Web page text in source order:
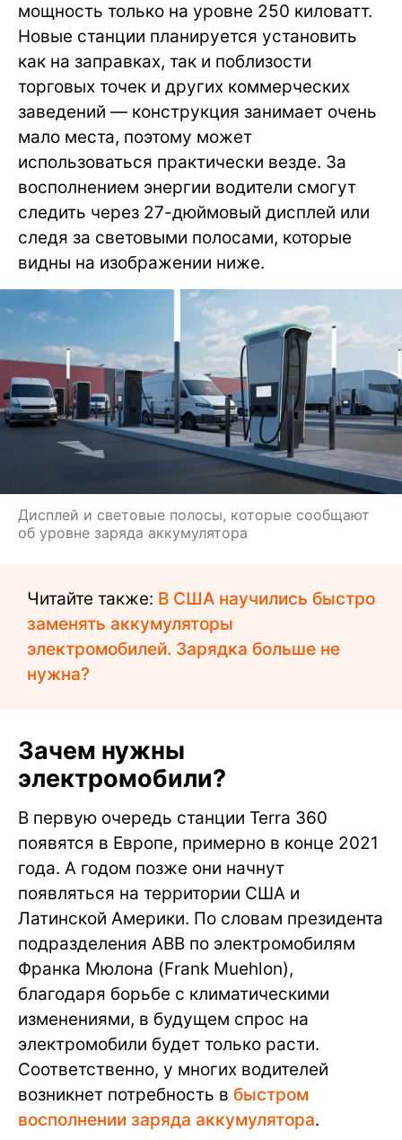
мощность только на уровне 250 киловатт.
Новые станции планируется установить
как на заправках, так и поблизости
торговых точек и других коммерческих
заведений — конструкция занимает очень
мало места, поэтому может
использоваться практически везде. За
восполнением энергии водители смогут
следить через 27-дюймовый дисплей или
следя за световыми полосами, которые
видны на изображении ниже.
Дисплей и световые полосы, которые сообщают
об уровне заряда аккумулятора
Читайте также: В США научились быстро
заменять аккумуляторы
электромобилей. Зарядка больше не
нужна?
Зачем нужны
электромобили?
В первую очередь станции Terra 360
появятся в Европе, примерно в конце 2021
года. А годом позже они начнут
появляться на территории США и
Латинской Америки. По словам президента
подразделения ABB по электромобилям
Франка Мюлона (Frank Muehlon),
благодаря борьбе с климатическими
изменениями, в будущем спрос на
электромобили будет только расти.
Соответственно, у многих водителей
возникнет потребность в быстром
восполнении заряда аккумулятора.